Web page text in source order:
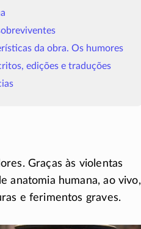
da obra. Os humores
edições e traduções
Graças às violentas
anatomia humana, ao vivo,
e ferimentos graves.